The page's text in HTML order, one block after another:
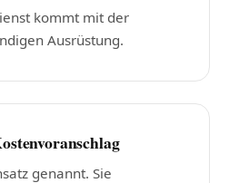
kommt mit der
Ausrüstung.
genannt. Sie